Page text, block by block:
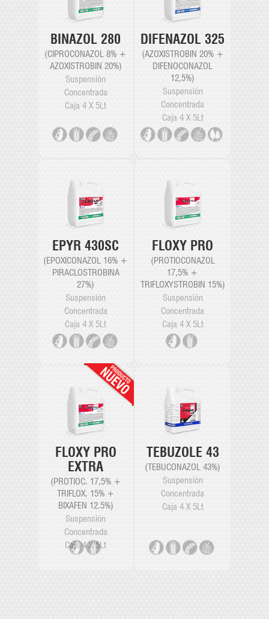
BINAZOL 280
(CIPROCONAZOL 8% +
AZOXISTROBIN 20%)
Suspensión
Concentrada
Caja 4 X 5Lt
DIFENAZOL 325
(AZOXISTROBIN 20% +
DIFENOCONAZOL
12,5%)
Suspensión
Concentrada
Caja 4 X 5Lt
EPYR 430SC
(EPOXICONAZOL 16% +
PIRACLOSTROBINA
27%)
Suspensión
Concentrada
Caja 4 X 5Lt
FLOXY PRO
(PROTIOCONAZOL
17,5% +
TRIFLOXYSTROBIN 15%)
Suspensión
Concentrada
Caja 4 X 5Lt
FLOXY PRO
EXTRA
(PROTIOC. 17,5% +
TRIFLOX. 15% +
BIXAFEN 12.5%)
Suspensión
Concentrada
Caja 4 X 5Lt
TEBUZOLE 43
(TEBUCONAZOL 43%)
Suspensión
Concentrada
Caja 4 X 5Lt